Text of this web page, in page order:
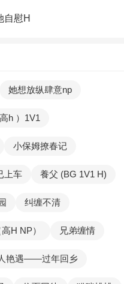
自慰H
她想放纵肆意np
h ）1V1
小保姆撩春记
上车 養父 (BG 1V1 H)
纠缠不清
H NP） 兄弟缠情
艳遇——过年回乡